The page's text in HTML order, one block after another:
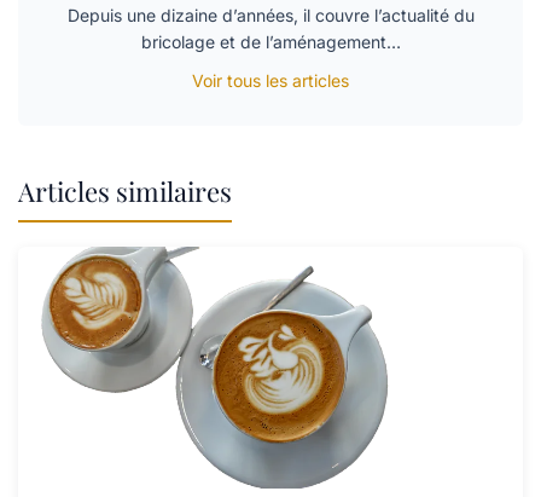
Depuis une dizaine d’années, il couvre l’actualité du
bricolage et de l’aménagement…
Voir tous les articles
Articles similaires